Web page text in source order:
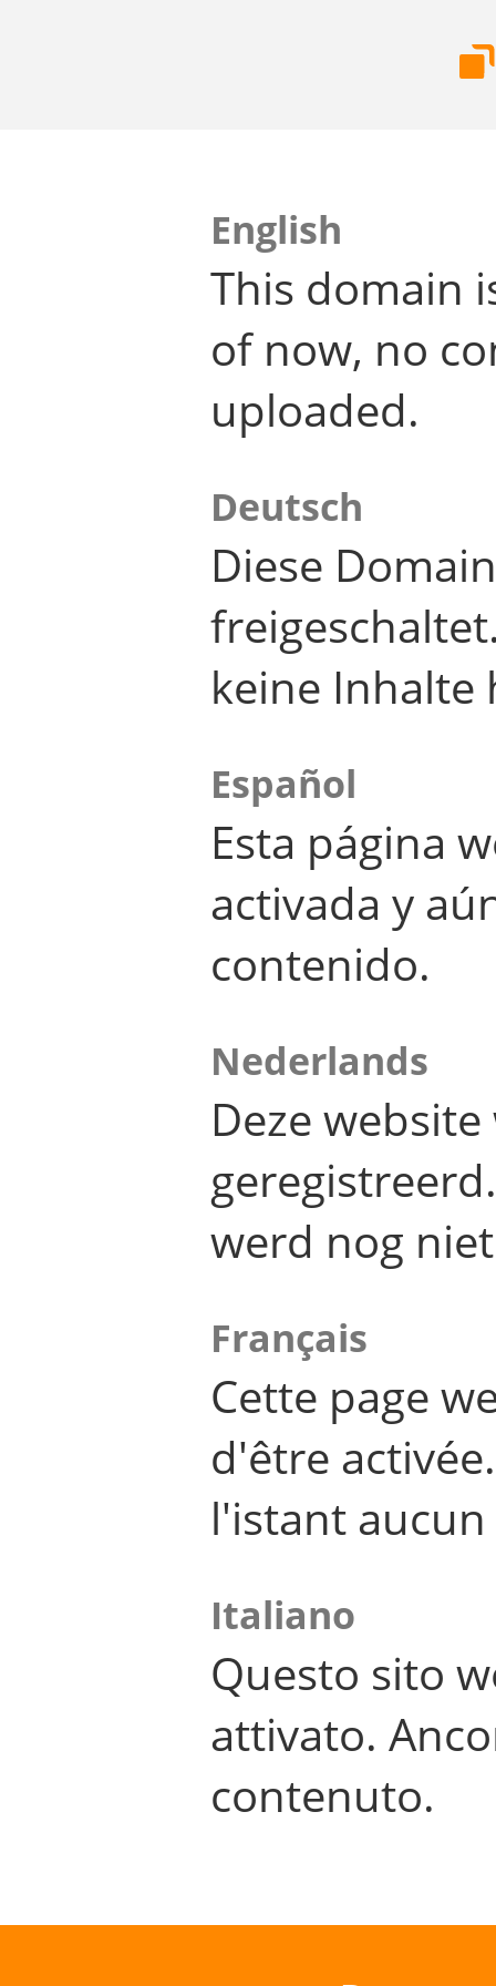
English
This domain
of now, no
uploaded.
Deutsch
Diese
keine Inhalte
Español
Esta página
activada y
contenido.
Nederlands
Deze
werd nog
Français
Cette page
d'être
l'istant
Italiano
Questo sito
attivato.
contenuto.